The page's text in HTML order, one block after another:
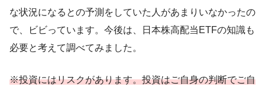
な状況になるとの予測をしていた人があまりいなかったの
で、ビビっています。今後は、日本株高配当ETFの知識も
必要と考えて調べてみました。
※投資にはリスクがあります。投資はご自身の判断でご自